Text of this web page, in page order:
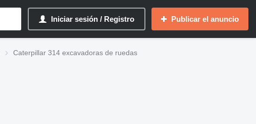
Iniciar sesión / Registro Publicar el anuncio
Caterpillar 314 excavadoras de ruedas